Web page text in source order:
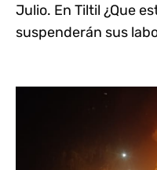
Julio. En Tiltil ¿Que
suspenderán sus